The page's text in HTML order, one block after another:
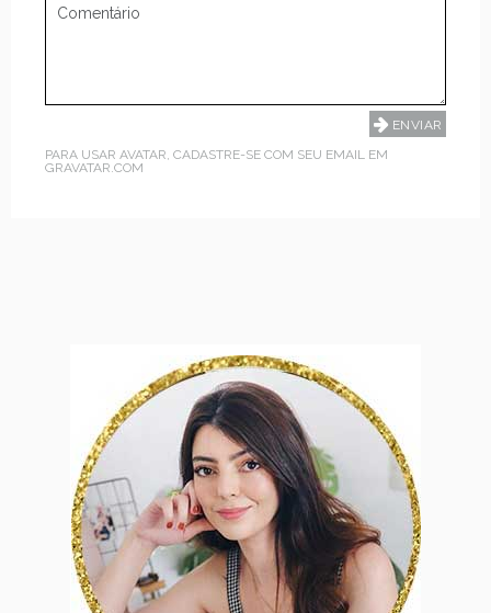
PARA USAR AVATAR, CADASTRE-SE COM SEU EMAIL EM
GRAVATAR.COM